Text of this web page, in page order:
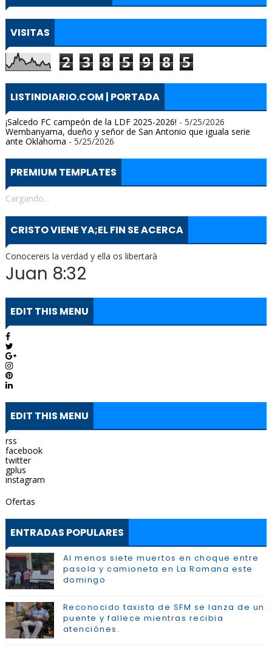
VISITAS
2 3 8 5 9 8 5
LISTINDIARIO.COM | PORTADA
¡Salcedo FC campeón de la LDF 2025-2026! - 5/25/2026
Wembanyama, dueño y señor de San Antonio que iguala serie
ante Oklahoma - 5/25/2026
PREMIUM TEMPLATES
Cargando...
CRISTO VIENE YA;EL FIN SE ACERCA
Conocereis la verdad y ella os libertarà
Juan 8:32
EDIT THIS MENU
EDIT THIS MENU
rss
facebook
twitter
gplus
instagram
Ofertas
ENTRADAS POPULARES
Al menos siete muertos en choque entre
pasola y camioneta en La Romana este
domingo
Reconocido taxista de SFM se lanza de un
puente y fallece mientras recibia
atenciónes.